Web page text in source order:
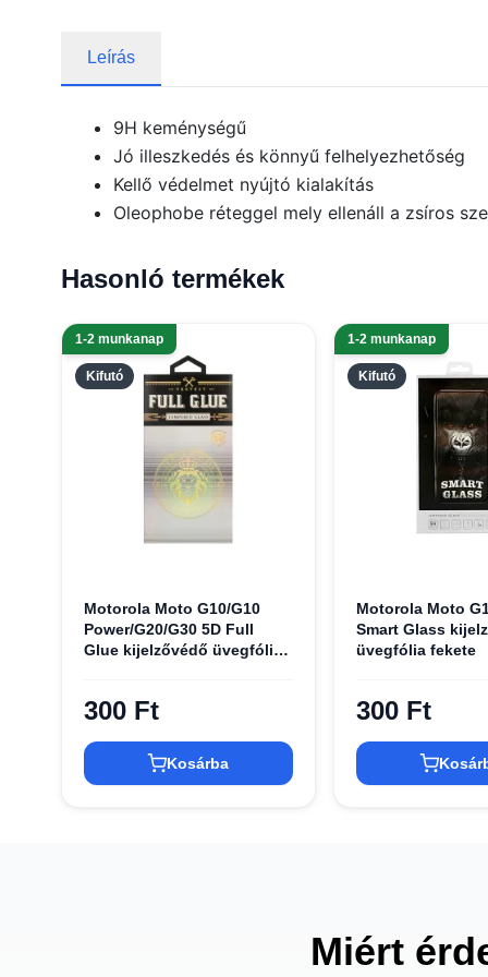
Leírás
9H keménységű
Jó illeszkedés és könnyű felhelyezhetőség
Kellő védelmet nyújtó kialakítás
Oleophobe réteggel mely ellenáll a zsíros
Hasonló termékek
Kifutó
1-2 munkanap
Motorola Moto G10/G10
Power/G20/G30 5D Full
Glue kijelzővédő üvegfólia
300 Ft
Kosárba
Kifutó
1-2 munkanap
Motorola Moto
Smart Glass
üvegfólia fekete
300 Ft
Miért